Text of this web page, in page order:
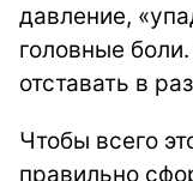
давление,
головные
отставать в
Чтобы всего
правильно